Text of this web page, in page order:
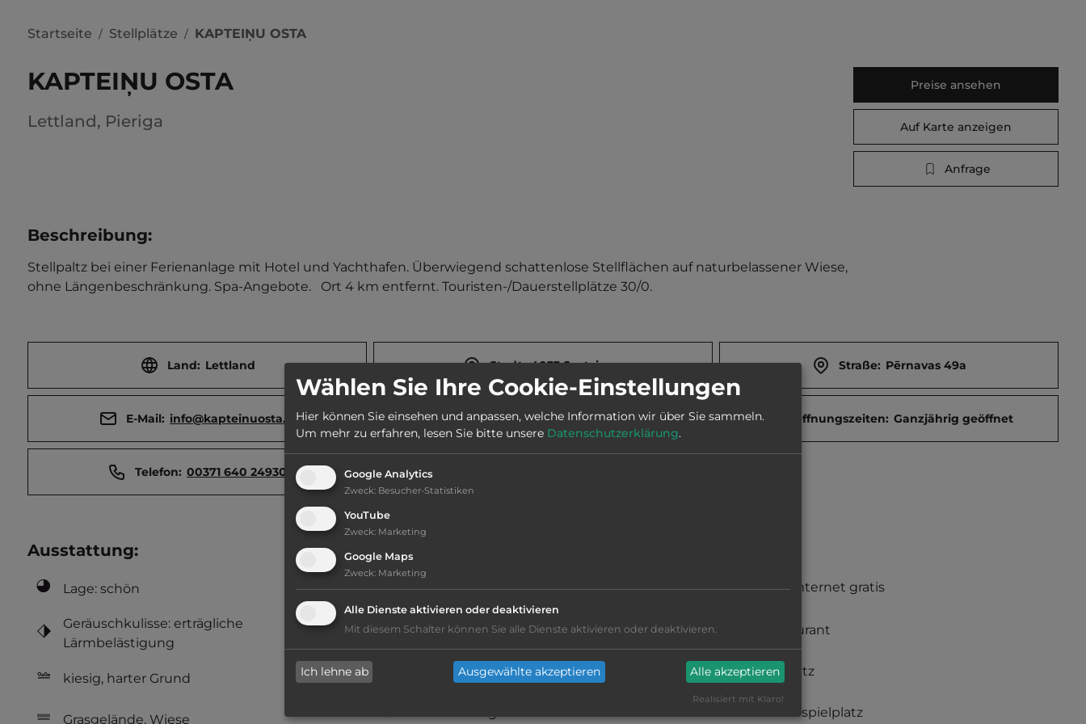
Startseite / Stellplätze / KAPTEIŅU OSTA
KAPTEIŅU OSTA
Lettland, Pieriga
Preise ansehen
Auf Karte anzeigen
Anfrage
Beschreibung:
Stellpaltz bei einer Ferienanlage mit Hotel und Yachthafen. Überwiegend schattenlose Stellflächen auf naturbelassener Wiese,
ohne Längenbeschränkung. Spa-Angebote.   Ort 4 km entfernt. Touristen-/Dauerstellplätze 30/0.
Land: Lettland Stadt: 4033 Svetciems Straße: Pērnavas 49a
E-Mail: info@kapteinuosta.lv Webseite: www.kapteinuosta.lv/en Öffnungszeiten: Ganzjährig geöffnet
Telefon: 00371 640 24930
Ausstattung:
Lage: schön
Geräuschkulisse: erträgliche
Lärmbelästigung
kiesig, harter Grund
Grasgelände, Wiese
WC
Waschbecken mit Warmwasser
Duschkabinen mit Warmwasser
Funkinternet gratis
Restaurant
Grillplatz
Kinderspielplatz
Wählen Sie Ihre Cookie-Einstellungen
Hier können Sie einsehen und anpassen, welche Information wir über Sie sammeln.
Um mehr zu erfahren, lesen Sie bitte unsere Datenschutzerklärung.
Google Analytics
Zweck: Besucher-Statistiken
YouTube
Zweck: Marketing
Google Maps
Zweck: Marketing
Alle Dienste aktivieren oder deaktivieren
Mit diesem Schalter können Sie alle Dienste aktivieren oder deaktivieren.
Ich lehne ab Ausgewählte akzeptieren Alle akzeptieren
Realisiert mit Klaro!